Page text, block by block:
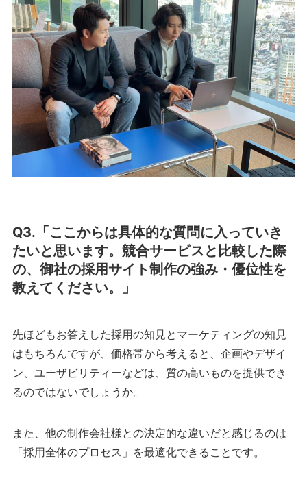
Q3.「ここからは具体的な質問に入っていき
たいと思います。競合サービスと比較した際
の、御社の採用サイト制作の強み・優位性を
教えてください。」
先ほどもお答えした採用の知見とマーケティングの知見
はもちろんですが、価格帯から考えると、企画やデザイ
ン、ユーザビリティーなどは、質の高いものを提供でき
るのではないでしょうか。
また、他の制作会社様との決定的な違いだと感じるのは
「採用全体のプロセス」を最適化できることです。